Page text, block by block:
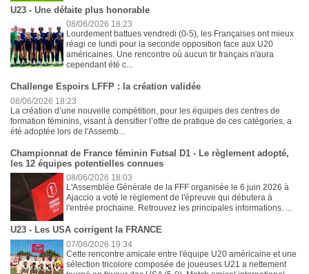
U23 - Une défaite plus honorable
08/06/2026 18:23
Lourdement battues vendredi (0-5), les Françaises ont mieux
réagi ce lundi pour la seconde opposition face aux U20
américaines. Une rencontre où aucun tir français n'aura
cependant été c...
Challenge Espoirs LFFP : la création validée
08/06/2026 18:23
La création d’une nouvelle compétition, pour les équipes des centres de
formation féminins, visant à densifier l’offre de pratique de ces catégories, a
été adoptée lors de l'Assemb...
Championnat de France féminin Futsal D1 - Le règlement adopté,
les 12 équipes potentielles connues
08/06/2026 18:03
L'Assemblée Générale de la FFF organisée le 6 juin 2026 à
Ajaccio a voté le règlement de l'épreuve qui débutera à
l'entrée prochaine. Retrouvez les principales informations. ...
U23 - Les USA corrigent la FRANCE
07/06/2026 19:34
Cette rencontre amicale entre l'équipe U20 américaine et une
sélection tricolore composée de joueuses U21 a nettement